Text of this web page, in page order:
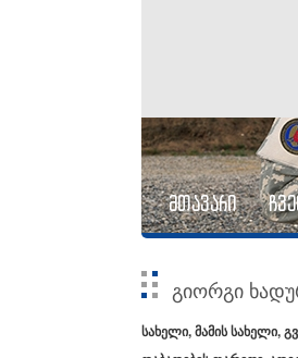
მთავარი
გიორგი
სახელი, მამის სახელი,